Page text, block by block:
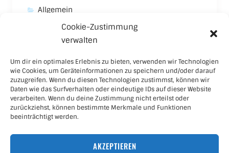
Cookie-Zustimmung
verwalten
Um dir ein optimales Erlebnis zu bieten, verwenden wir Technologien
wie Cookies, um Geräteinformationen zu speichern und/oder darauf
zuzugreifen. Wenn du diesen Technologien zustimmst, können wir
Daten wie das Surfverhalten oder eindeutige IDs auf dieser Website
verarbeiten. Wenn du deine Zustimmung nicht erteilst oder
zurückziehst, können bestimmte Merkmale und Funktionen
beeinträchtigt werden.
AKZEPTIEREN
Allgemein
New Balance
Nike
Puma